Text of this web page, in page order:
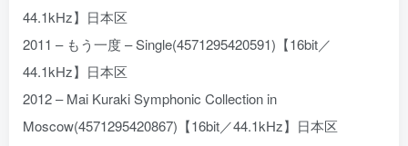
44.1kHz】日本区
2011 – もう一度 – Single(4571295420591)【16bit／
44.1kHz】日本区
2012 – Mai Kuraki Symphonic Collection in
Moscow(4571295420867)【16bit／44.1kHz】日本区